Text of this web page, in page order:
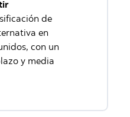
de
en
con un
y media